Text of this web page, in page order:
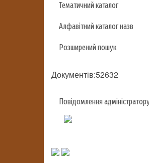
Тематичний каталог
Алфавітний каталог назв
Розширений пошук
Документів:52632
Повідомлення